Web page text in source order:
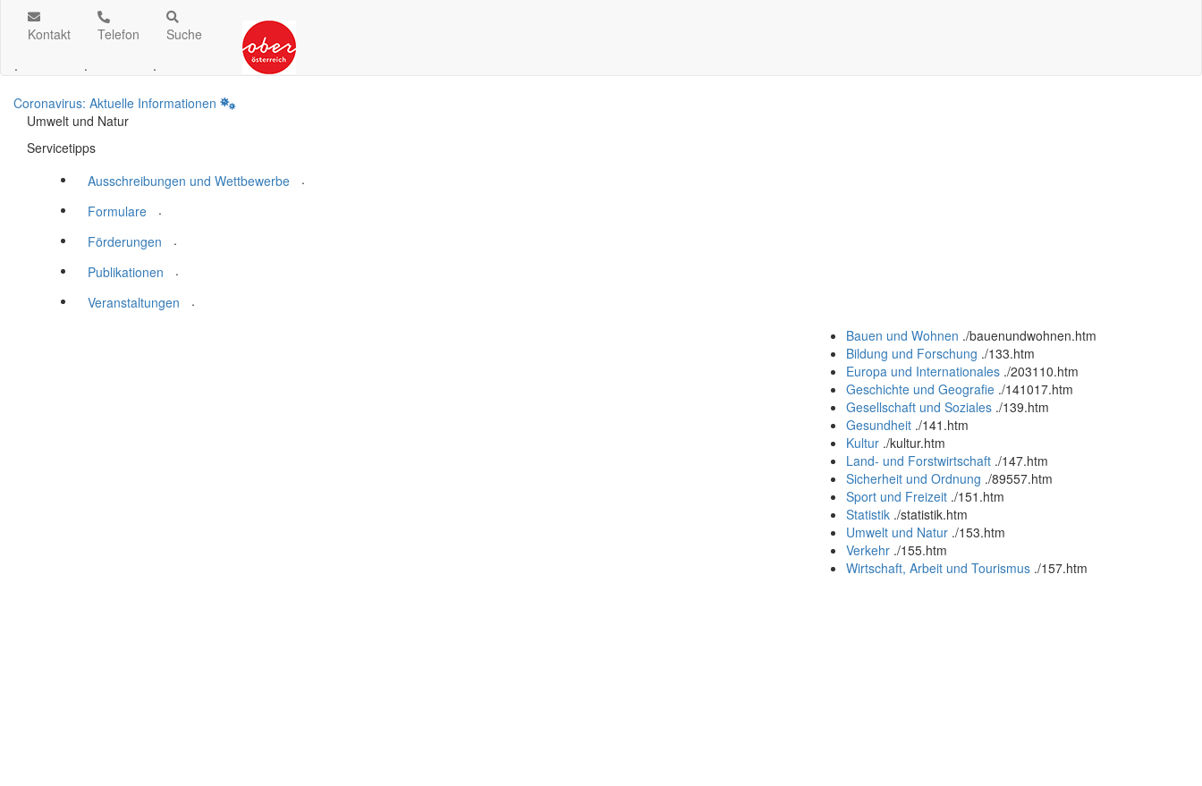
Kontakt
.
Telefon
.
Suche
.
Coronavirus: Aktuelle Informationen
Umwelt und Natur
Servicetipps
Ausschreibungen und Wettbewerbe
.
Formulare
.
Förderungen
.
Publikationen
.
Veranstaltungen
.
Bauen und Wohnen ./bauenundwohnen.htm
Bildung und Forschung ./133.htm
Europa und Internationales ./203110.htm
Geschichte und Geografie ./141017.htm
Gesellschaft und Soziales ./139.htm
Gesundheit ./141.htm
Kultur ./kultur.htm
Land- und Forstwirtschaft ./147.htm
Sicherheit und Ordnung ./89557.htm
Sport und Freizeit ./151.htm
Statistik ./statistik.htm
Umwelt und Natur ./153.htm
Verkehr ./155.htm
Wirtschaft, Arbeit und Tourismus ./157.htm